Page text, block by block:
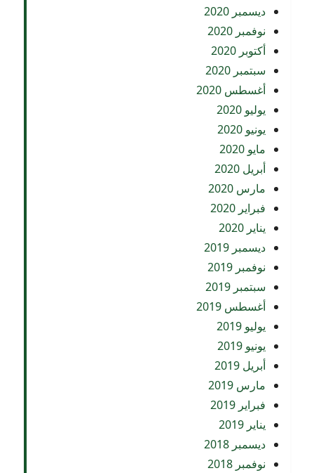
ديسمبر 2020
نوفمبر 2020
أكتوبر 2020
سبتمبر 2020
أغسطس 2020
يوليو 2020
يونيو 2020
مايو 2020
أبريل 2020
مارس 2020
فبراير 2020
يناير 2020
ديسمبر 2019
نوفمبر 2019
سبتمبر 2019
أغسطس 2019
يوليو 2019
يونيو 2019
أبريل 2019
مارس 2019
فبراير 2019
يناير 2019
ديسمبر 2018
نوفمبر 2018